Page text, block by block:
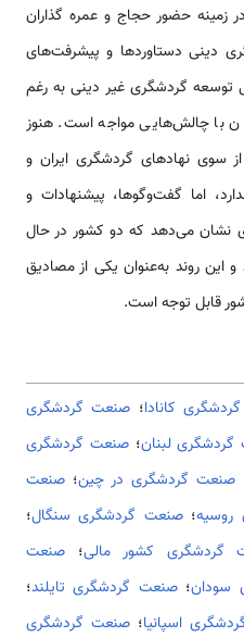
حضور حجاج و عمره گذاران
دینی دستاوردها و پیشرفت‌های
توسعه گردشگری غیر دینی به رغم
با چالش‌هایی مواجه است. هنوز
سوی نهادهای گردشگری ایران و
اما گفت‌وگوها، پیشنهادات و
نشان می‌دهد که دو کشور در حال
روند به‌عنوان یکی از مصادیق
قابل توجه است.
کانادا؛ صنعت گردشگری
لبنان؛صنعت گردشگری
صنعت گردشگری در چین؛ صنعت
؛صنعت گردشگری سنگال؛
گردشگری کشور مالی؛ صنعت
سودان؛صنعت گردشگری تایلند؛
اسپانیا؛صنعت گردشگری